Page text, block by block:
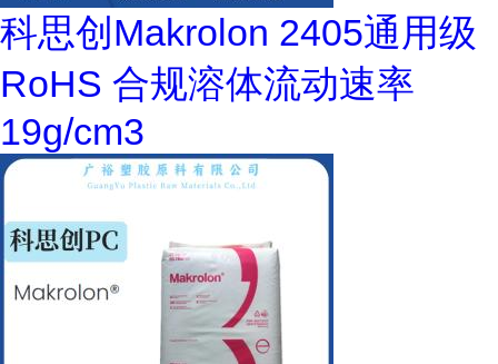
科思创Makrolon 2405通用级
RoHS 合规溶体流动速率
19g/cm3